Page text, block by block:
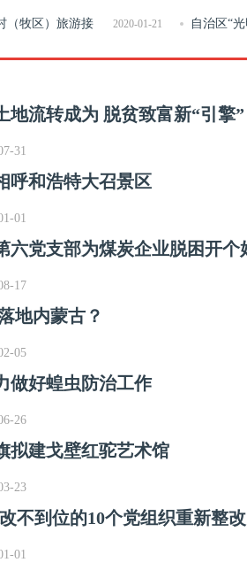
吁挖掘民歌
2020-01-21
（牧区）旅游接 自治区“
地流转成为 脱贫致富新“引擎”
31
呼和浩特大召景区
01
六党支部为煤炭企业脱困开个
17
地内蒙古？
05
做好蝗虫防治工作
26
拟建戈壁红驼艺术馆
23
不到位的10个党组织重新整改
01